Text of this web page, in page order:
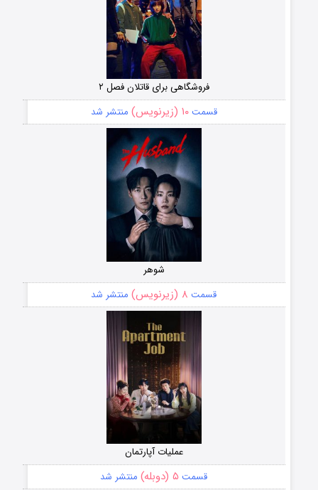
فروشگاهی برای قاتلان فصل ۲
قسمت۱۰ (زیرنویس) منتشر شد
شوهر
قسمت ۸ (زیرنویس) منتشر شد
عملیات آپارتمان
قسمت ۵ (دوبله) منتشر شد